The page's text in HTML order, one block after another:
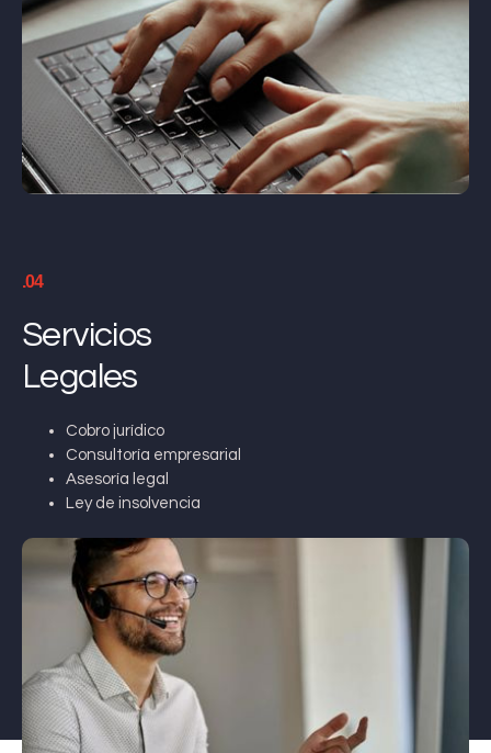
.04
Servicios
Legales
Cobro jurídico
Consultoría empresarial
Asesoría legal
Ley de insolvencia